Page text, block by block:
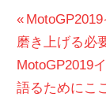
投
稿
ナ
前
の
投
稿:
磨き上げる必
次
の
MotoGP2019
語るためにこ